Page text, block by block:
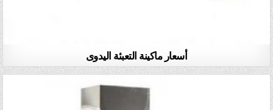
أسعار ماكينة التعبئة اليدوى